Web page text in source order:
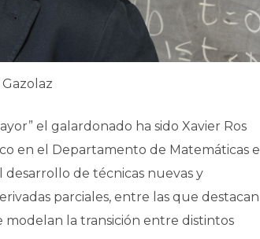
el galardonado ha sido Xavier Ros
en el Departamento de Matemáticas e
de técnicas nuevas y
parciales, entre las que destacan
la transición entre distintos